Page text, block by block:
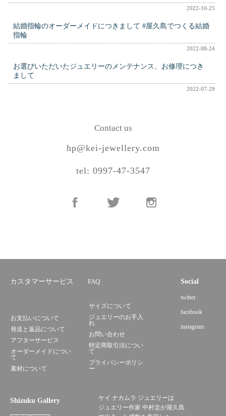
2022-10-25
結婚指輪のオーダーメイドにつきまして #屋久島でつくる結婚
指輪
2022-08-24
お選びいただいたジュエリーのメンテナンス、お修理につき
まして
2022-07-29
Contact us
hp@kei-jewellery.com
tel: 0997-47-3547
カスタマーサービス FAQ
お支払いについて
発送と返品について
アフターサービス
オーダーメイドについ
て
素材について
サイズについて
ジュエリーのお手入
れ
お問い合わせ
特定商取引法につい
て
プライバシーポリシ
ー
Social
twitter
facebook
instagram
Shizuku Gallery
ケイ ナカムラ ジュエリーは
ジュエリー作家 中村圭が屋久島